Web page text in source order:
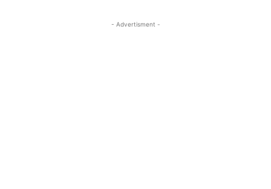
- Advertisment -